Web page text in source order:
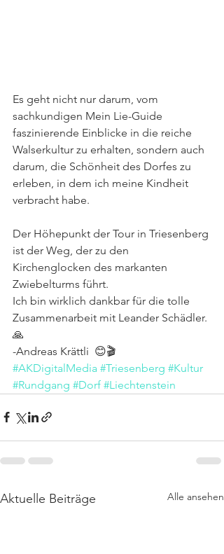
Es geht nicht nur darum, vom
sachkundigen Mein Lie-Guide
faszinierende Einblicke in die reiche
Walserkultur zu erhalten, sondern auch
darum, die Schönheit des Dorfes zu
erleben, in dem ich meine Kindheit
verbracht habe.
Der Höhepunkt der Tour in Triesenberg
ist der Weg, der zu den
Kirchenglocken des markanten
Zwiebelturms führt.
Ich bin wirklich dankbar für die tolle
Zusammenarbeit mit Leander Schädler.
🙏
-Andreas Krättli  😊🎬
#AKDigitalMedia #Triesenberg #Kultur
#Rundgang #Dorf #Liechtenstein
Aktuelle Beiträge Alle ansehen